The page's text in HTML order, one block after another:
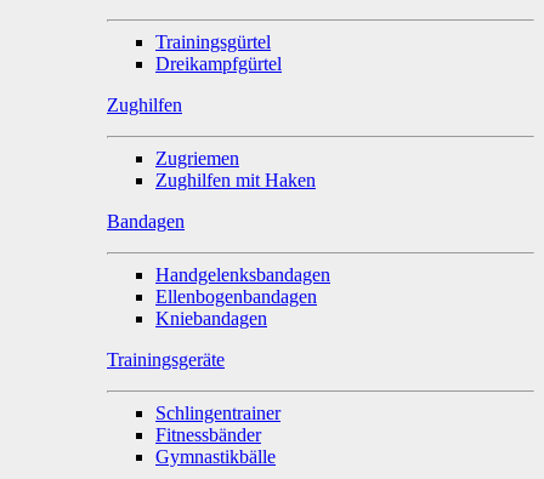
Trainingsgürtel
Dreikampfgürtel
Zughilfen
Zugriemen
Zughilfen mit Haken
Bandagen
Handgelenksbandagen
Ellenbogenbandagen
Kniebandagen
Trainingsgeräte
Schlingentrainer
Fitnessbänder
Gymnastikbälle